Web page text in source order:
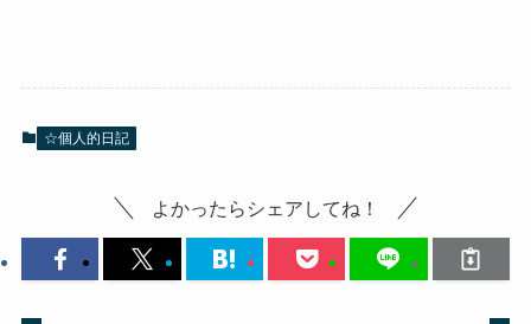
☆個人的日記
よかったらシェアしてね！